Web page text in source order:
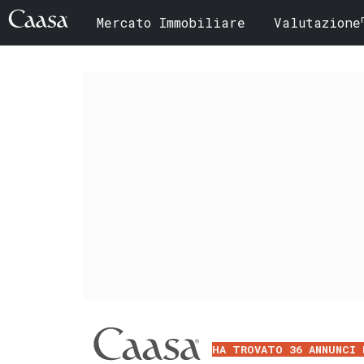
Mercato Immobiliare Valutazione
HA TROVATO 36 ANNUNCI